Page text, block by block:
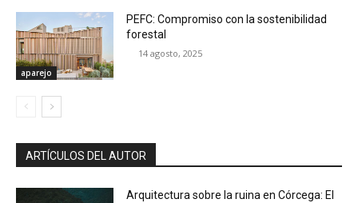
aparejo
PEFC: Compromiso con la sostenibilidad
forestal
14 agosto, 2025
ARTÍCULOS DEL AUTOR
Arquitectura sobre la ruina en Córcega: El